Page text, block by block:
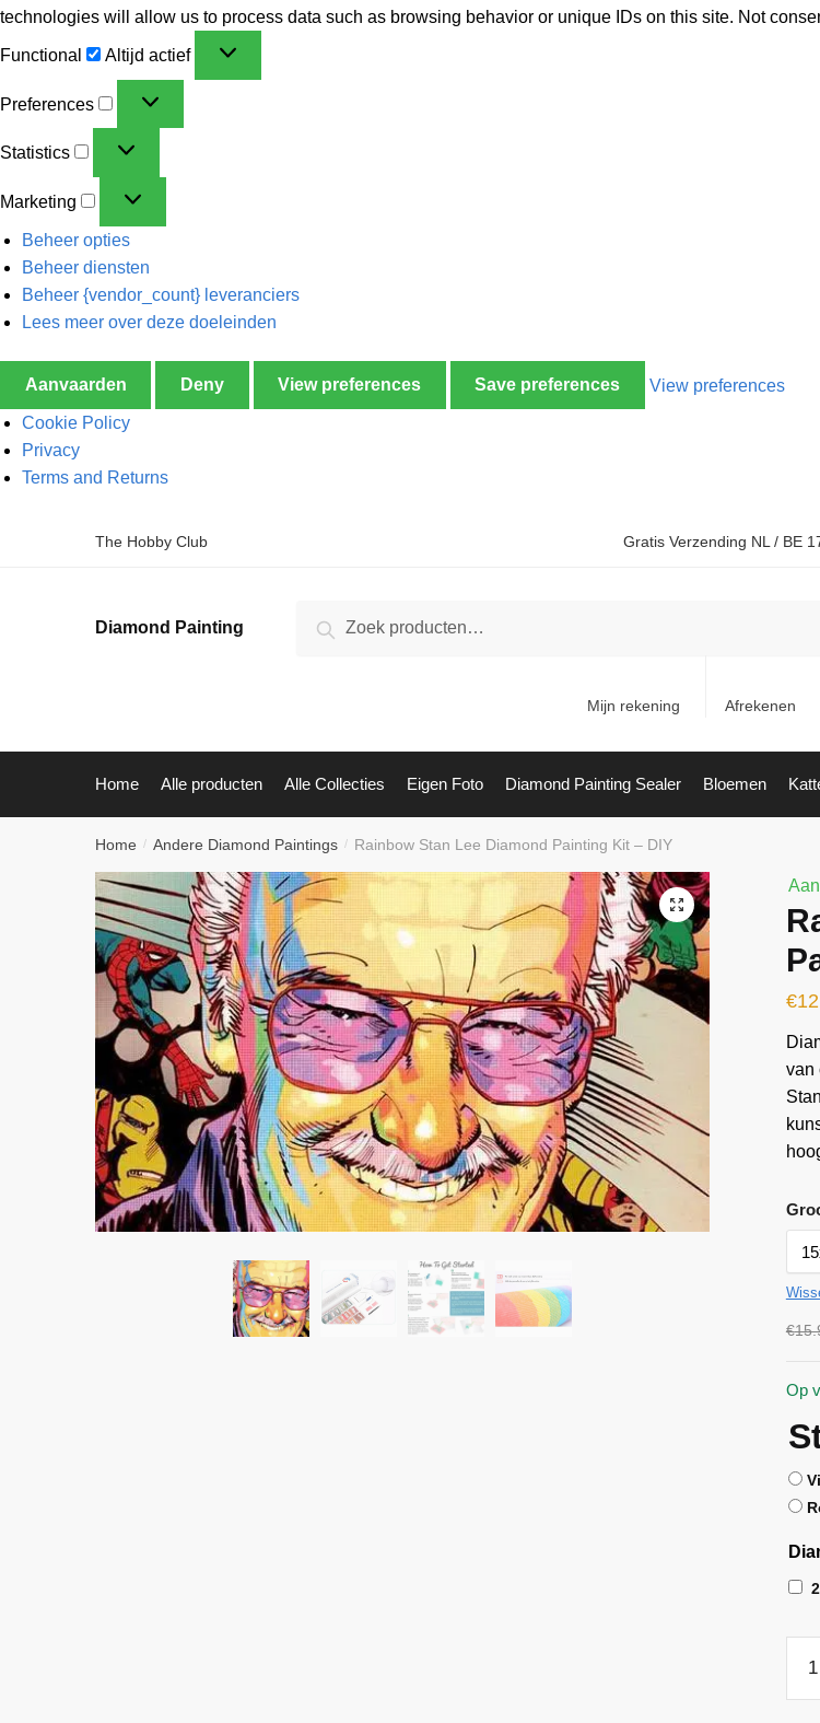
technologies will allow us to process data such as browsing behavior or unique IDs on this site. Not
Functional Altijd actief
Preferences
Statistics
Marketing
Beheer opties
Beheer diensten
Beheer {vendor_count} leveranciers
Lees meer over deze doeleinden
Aanvaarden Deny View preferences Save preferences View preferences
Cookie Policy
Privacy
Terms and Returns
The Hobby Club Gratis Verzending NL / BE
Diamond Painting Zoeken
Mijn rekening Afrekenen
Home Alle producten Alle Collecties Eigen Foto Diamond Painting Sealer Bloemen
Home / Andere Diamond Paintings / Rainbow Stan Lee Diamond Painting Kit – DIY
🔍
€
van
€
Op